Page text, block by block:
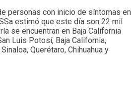
personas con inicio de síntomas en
estimó que este día son 22 mil
se encuentran en Baja California
Luis Potosí, Baja California,
Querétaro, Chihuahua y